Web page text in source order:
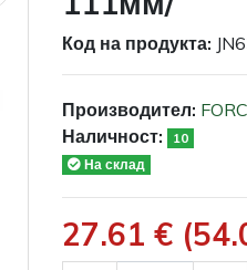
Код на продукта:
Производител:
Наличност:
10
На склад
27.61 €